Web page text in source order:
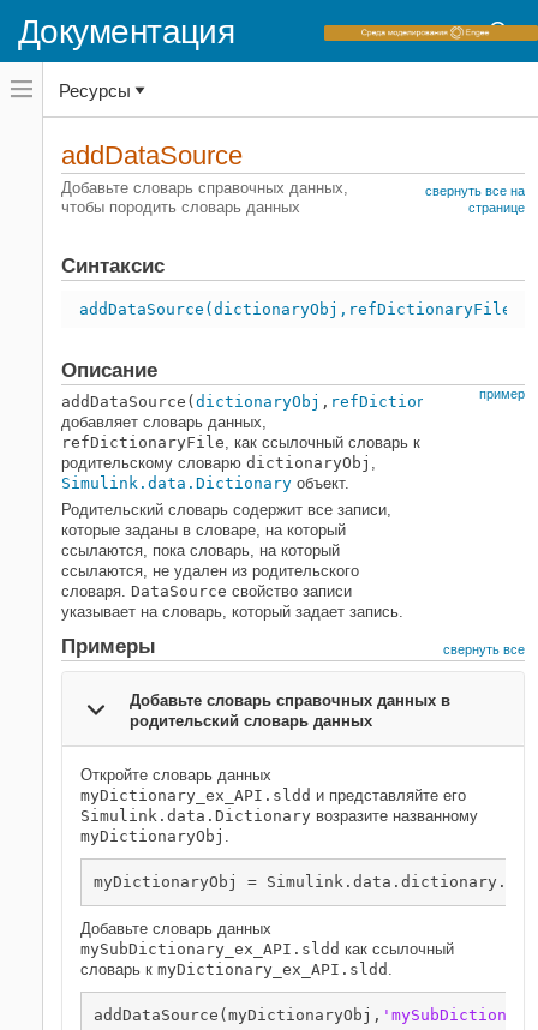
Документация
Переключатель
навигационного
меню
переключатель
навигационного
Simulink
Моделирование
addDataSource
НА ЭТОЙ СТРАНИЦЕ
Описание
Примеры
Входные параметры
Альтернативы
Смотрите также
Ресурсы
addDataSource
Добавьте словарь справочных данных,
чтобы породить словарь данных
свернуть все на
странице
Синтаксис
addDataSource(dictionaryObj,refDictionaryFile)
Описание
пример
addDataSource( dictionaryObj , refDictionaryFile)
добавляет словарь данных,
refDictionaryFile, как ссылочный словарь к
родительскому словарю dictionaryObj ,
Simulink.data.Dictionary объект.
Родительский словарь содержит все записи,
которые заданы в словаре, на который
ссылаются, пока словарь, на который
ссылаются, не удален из родительского
словаря. DataSource свойство записи
указывает на словарь, который задает запись.
Примеры свернуть все
Добавьте словарь справочных данных в
родительский словарь данных
Откройте словарь данных
myDictionary_ex_API.sldd и представляйте его
Simulink.data.Dictionary возразите названному
myDictionaryObj .
myDictionaryObj =
Добавьте словарь данных
mySubDictionary_ex_API.sldd как ссылочный
словарь к myDictionary_ex_API.sldd .
addDataSource(myDictionaryObj,